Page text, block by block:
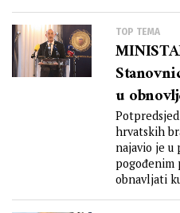
TOP TEMA
u
hrvatskih
najavio je u
obnavljati